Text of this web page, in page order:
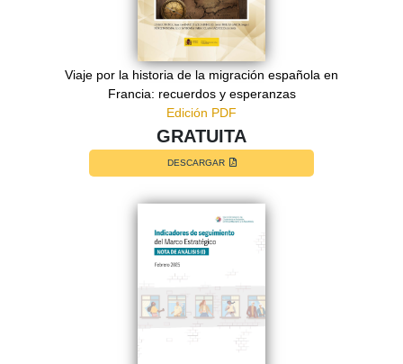
Viaje por la historia de la migración española en
Francia: recuerdos y esperanzas
Edición PDF
GRATUITA
DESCARGAR